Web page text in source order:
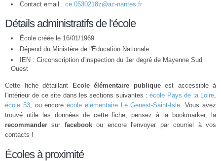
Contact email : ce.0530218z@ac-nantes.fr
Détails administratifs de l'école
École créée le 16/01/1969
Dépend du Ministère de l'Éducation Nationale
IEN : Circonscription d'inspection du 1er degré de Mayenne Sud
Ouest
Cette fiche détaillant Ecole élémentaire publiqueest accessible à
l'intérieur de ce site dans les sections suivantes :école Pays de la Loire,
école 53, ou encoreécole élémentaire Le Genest-Saint-Isle. Vous avez
trouvé utile les données de cette fiche, pensez à la bookmarker, la
recommander sur facebookou encore l'envoyer par courriel à vos
contacts !
Écoles à proximité